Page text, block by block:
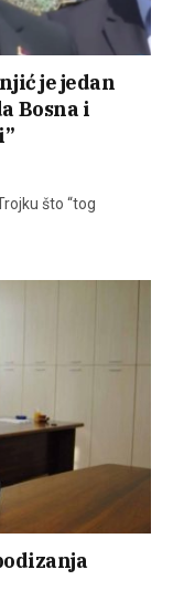
je jedan
Bosna i
što “tog